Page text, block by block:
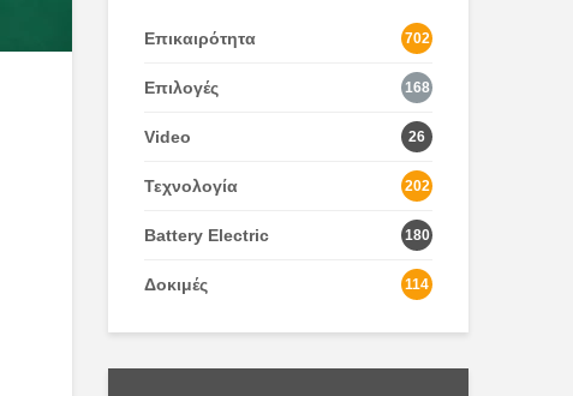
Επικαιρότητα 702
Επιλογές 168
Video 26
Τεχνολογία 202
Battery Electric 180
Δοκιμές 114